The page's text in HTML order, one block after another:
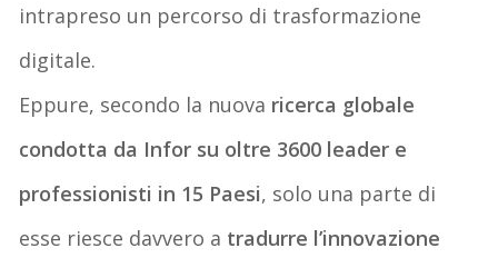
intrapreso un percorso di trasformazione
digitale.
Eppure, secondo la nuova ricerca globale
condotta da Infor su oltre 3600 leader e
professionisti in 15 Paesi, solo una parte di
esse riesce davvero a tradurre l’innovazione